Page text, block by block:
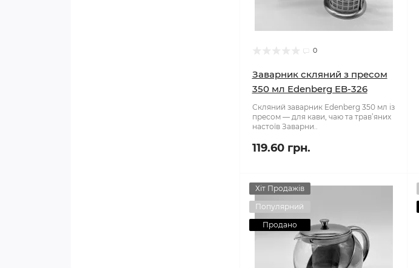
0
Заварник скляний з пресом
350 мл Edenberg EB-326
Скляний заварник Edenberg 350 мл із
пресом — для кави, чаю та трав’яних
настоїв Заварни..
119.60 грн.
Хіт Продажів
Популярний
Продано